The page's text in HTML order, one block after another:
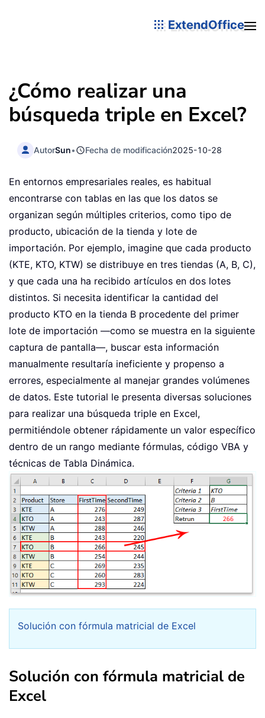
ExtendOffice
¿Cómo realizar una
búsqueda triple en Excel?
AutorSun• Fecha de modificación2025-10-28
En entornos empresariales reales, es habitual
encontrarse con tablas en las que los datos se
organizan según múltiples criterios, como tipo de
producto, ubicación de la tienda y lote de
importación. Por ejemplo, imagine que cada producto
(KTE, KTO, KTW) se distribuye en tres tiendas (A, B, C),
y que cada una ha recibido artículos en dos lotes
distintos. Si necesita identificar la cantidad del
producto KTO en la tienda B procedente del primer
lote de importación —como se muestra en la siguiente
captura de pantalla—, buscar esta información
manualmente resultaría ineficiente y propenso a
errores, especialmente al manejar grandes volúmenes
de datos. Este tutorial le presenta diversas soluciones
para realizar una búsqueda triple en Excel,
permitiéndole obtener rápidamente un valor específico
dentro de un rango mediante fórmulas, código VBA y
técnicas de Tabla Dinámica.
Solución con fórmula matricial de Excel
Solución con fórmula matricial de
Excel